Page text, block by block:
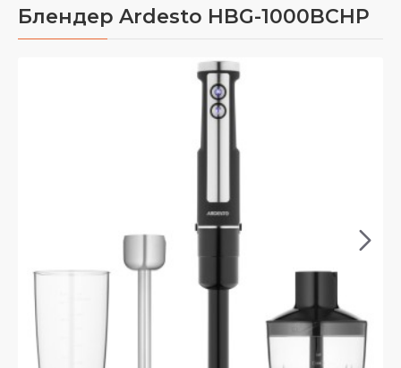
Блендер Ardesto HBG-1000BCHP